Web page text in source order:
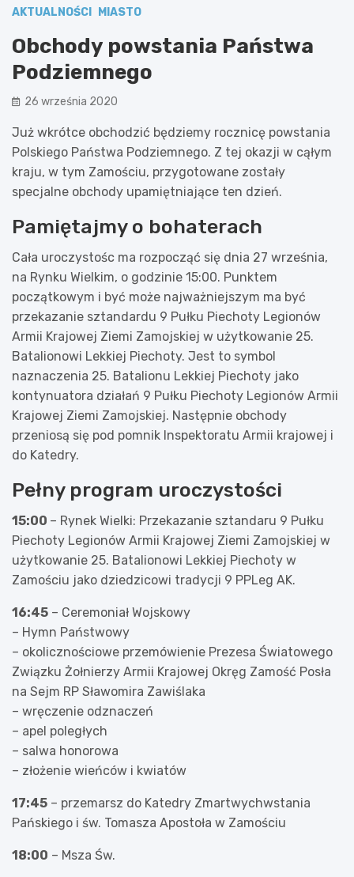
AKTUALNOŚCI MIASTO
Obchody powstania Państwa
Podziemnego
26 września 2020
Już wkrótce obchodzić będziemy rocznicę powstania
Polskiego Państwa Podziemnego. Z tej okazji w cąłym
kraju, w tym Zamościu, przygotowane zostały
specjalne obchody upamiętniające ten dzień.
Pamiętajmy o bohaterach
Cała uroczystośc ma rozpocząć się dnia 27 września,
na Rynku Wielkim, o godzinie 15:00. Punktem
początkowym i być może najważniejszym ma być
przekazanie sztandardu 9 Pułku Piechoty Legionów
Armii Krajowej Ziemi Zamojskiej w użytkowanie 25.
Batalionowi Lekkiej Piechoty. Jest to symbol
naznaczenia 25. Batalionu Lekkiej Piechoty jako
kontynuatora działań 9 Pułku Piechoty Legionów Armii
Krajowej Ziemi Zamojskiej. Następnie obchody
przeniosą się pod pomnik Inspektoratu Armii krajowej i
do Katedry.
Pełny program uroczystości
15:00 – Rynek Wielki: Przekazanie sztandaru 9 Pułku
Piechoty Legionów Armii Krajowej Ziemi Zamojskiej w
użytkowanie 25. Batalionowi Lekkiej Piechoty w
Zamościu jako dziedzicowi tradycji 9 PPLeg AK.
16:45 – Ceremoniał Wojskowy
– Hymn Państwowy
– okolicznościowe przemówienie Prezesa Światowego
Związku Żołnierzy Armii Krajowej Okręg Zamość Posła
na Sejm RP Sławomira Zawiślaka
– wręczenie odznaczeń
– apel poległych
– salwa honorowa
– złożenie wieńców i kwiatów
17:45 – przemarsz do Katedry Zmartwychwstania
Pańskiego i św. Tomasza Apostoła w Zamościu
18:00 – Msza Św.